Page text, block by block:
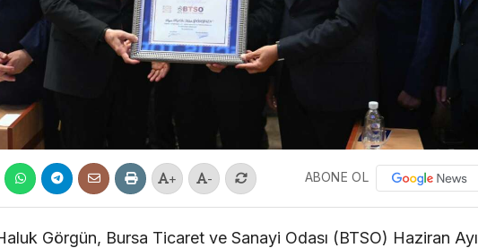
+ - ABONE OL
Görgün, Bursa Ticaret ve Sanayi Odası (BTSO) Haziran Ayı